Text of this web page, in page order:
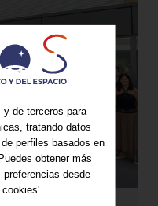
de terceros para
tratando datos
perfiles basados en
obtener más
desde
cookies'.